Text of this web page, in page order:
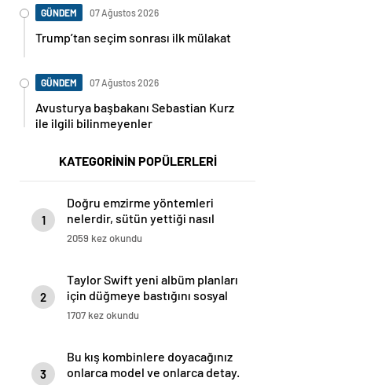
GÜNDEM 07 Ağustos 2026
Trump’tan seçim sonrası ilk mülakat
GÜNDEM 07 Ağustos 2026
Avusturya başbakanı Sebastian Kurz
ile ilgili bilinmeyenler
KATEGORİNİN POPÜLERLERİ
1
Doğru emzirme yöntemleri
nelerdir, sütün yettiği nasıl
anlaşılır?
2059 kez okundu
2
Taylor Swift yeni albüm planları
için düğmeye bastığını sosyal
medyadan duyurdu!
1707 kez okundu
3
Bu kış kombinlere doyacağınız
onlarca model ve onlarca detay.